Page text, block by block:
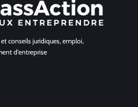
conseils juridiques, emploi,
d’entreprise